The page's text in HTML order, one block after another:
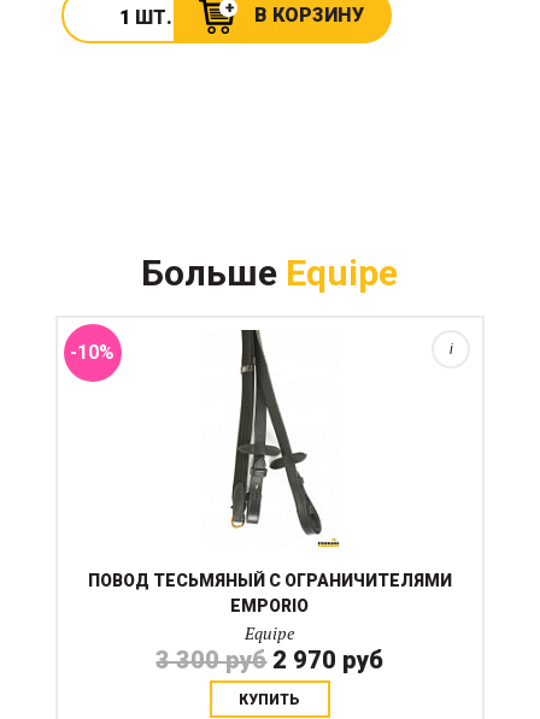
ШТ. В КОРЗИНУ
Больше Equipe
-10%
классический текстильный повод с кожаными
штрипками и огнаничителями мартингала. Стальная
ПОВОД ТЕСЬМЯНЫЙ С ОГРАНИЧИТЕЛЯМИ
EMPORIO
Equipe
3 300 руб 2 970 руб
КУПИТЬ
i